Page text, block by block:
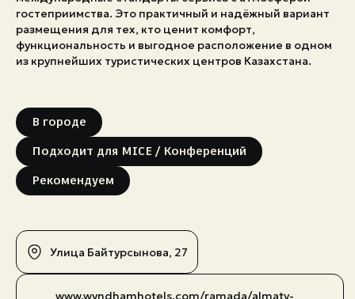
гостеприимства. Это практичный и надёжный вариант
размещения для тех, кто ценит комфорт,
функциональность и выгодное расположение в одном
из крупнейших туристических центров Казахстана.
В городе
Подходит для MICE / Конференций
Рекомендуем
Улица Байтурсынова, 27
www.wyndhamhotels.com/ramada/almaty-